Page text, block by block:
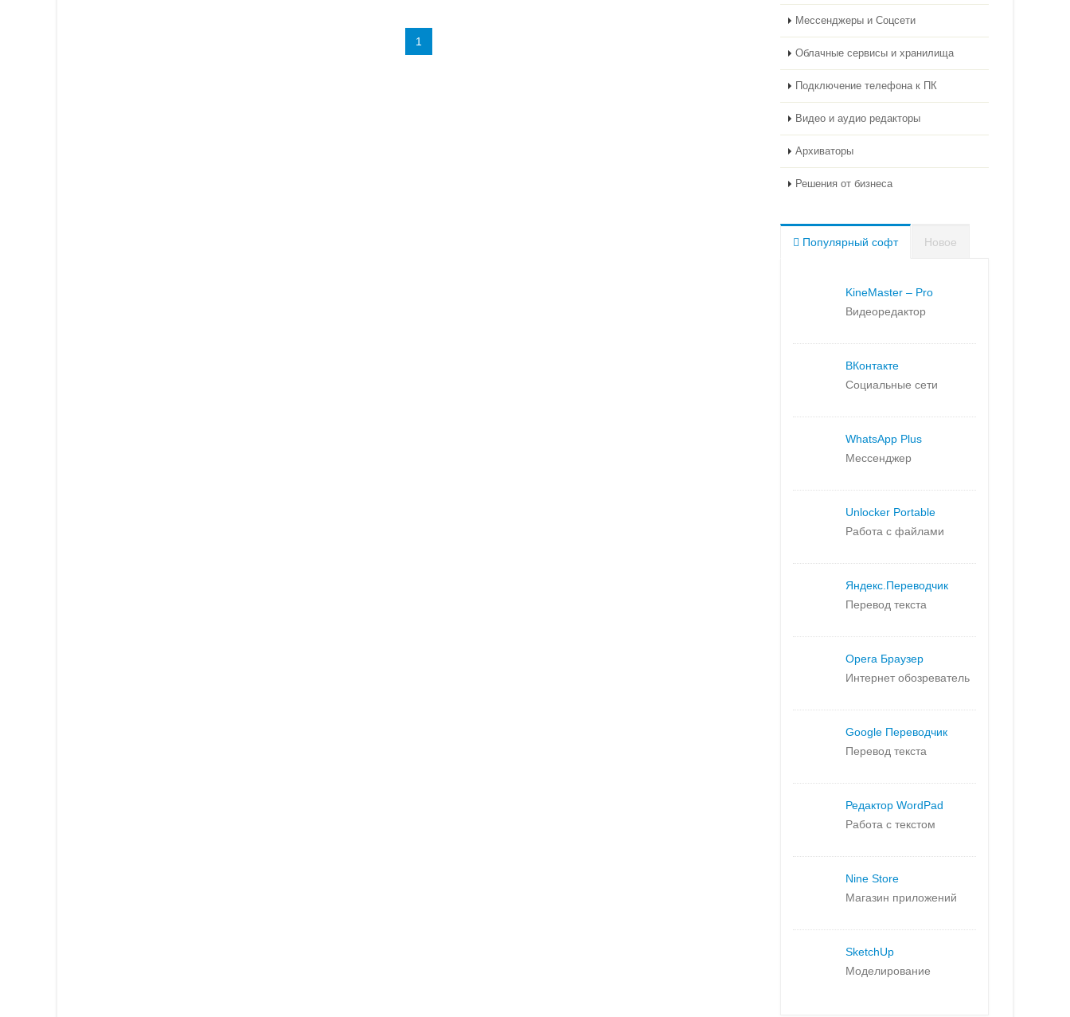
1
Мессенджеры и Соцсети
Облачные сервисы и хранилища
Подключение телефона к ПК
Видео и аудио редакторы
Архиваторы
Решения от бизнеса
Популярный софт Новое
KineMaster – Pro
Видеоредактор
ВКонтакте
Социальные сети
WhatsApp Plus
Мессенджер
Unlocker Portable
Работа с файлами
Яндекс. Переводчик
Перевод текста
Opera Браузер
Интернет обозреватель
Google Переводчик
Перевод текста
Редактор WordPad
Работа с текстом
Nine Store
Магазин приложений
SketchUp
Моделирование